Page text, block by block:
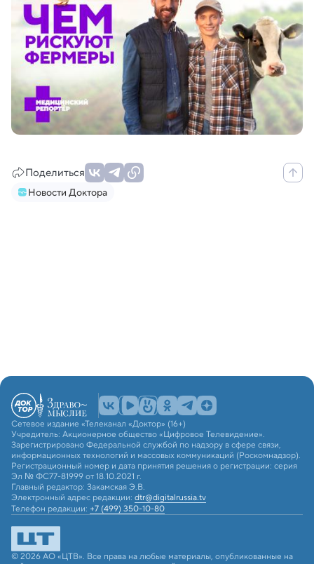
Поделиться
Новости Доктора
Сетевое издание «Телеканал «Доктор» (16+)
Учредитель: Акционерное общество «Цифровое Телевидение».
Зарегистрировано Федеральной службой по надзору в сфере связи,
информационных технологий и массовых коммуникаций (Роскомнадзор).
Регистрационный номер и дата принятия решения о регистрации: серия
Эл № ФС77-81999 от 18.10.2021 г.
Главный редактор: Закамская Э.В.
Электронный адрес редакции: dtr@digitalrussia.tv
Телефон редакции: +7 (499) 350-10-80
© 2026 АО «ЦТВ». Все права на любые материалы, опубликованные на